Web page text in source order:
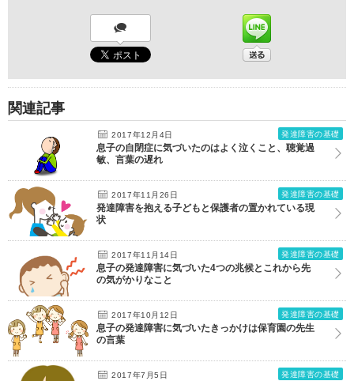
関連記事
2017年12月4日 発達障害の基礎
息子の自閉症に気づいたのはよく泣くこと、聴覚過
敏、言葉の遅れ
2017年11月26日 発達障害の基礎
発達障害を抱える子どもと保護者の置かれている現
状
2017年11月14日 発達障害の基礎
息子の発達障害に気づいた4つの兆候とこれから先
の気がかりなこと
2017年10月12日 発達障害の基礎
息子の発達障害に気づいたきっかけは保育園の先生
の言葉
2017年7月5日 発達障害の基礎